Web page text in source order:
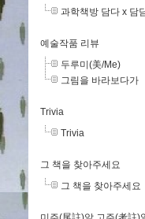
과학책방 담다 x 담
예술작품 리뷰
두루미(美/Me)
그림을 바라보다가
Trivia
Trivia
그 책을 찾아주세요
그 책을 찾아주세요